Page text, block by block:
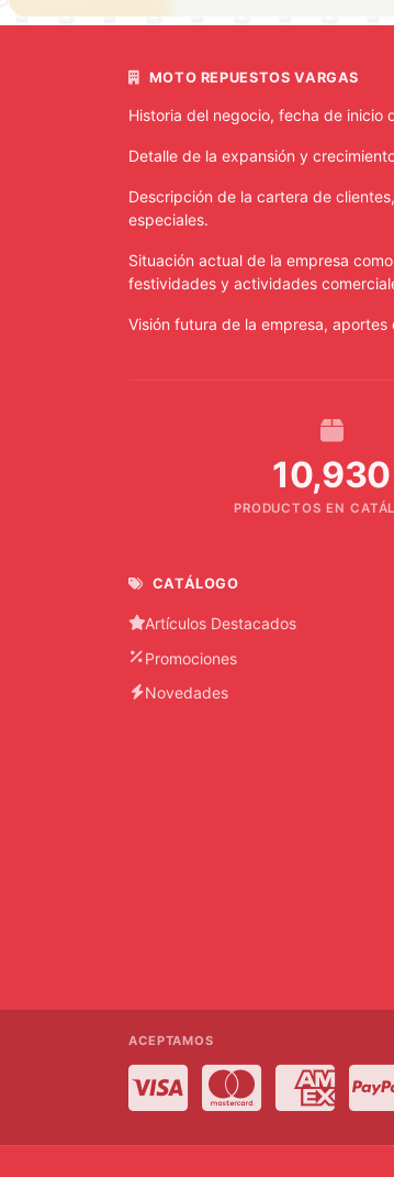
MOTO REPUESTOS VARGAS
Historia del negocio, fecha de inicio
Detalle de la expansión y
Descripción de la cartera de
especiales.
Situación actual de la empresa
festividades y actividades
Visión futura de la empresa,
10,930
PRODUCTOS EN
CATÁLOGO
Artículos Destacados
Promociones
Novedades
ACEPTAMOS
Visa MasterCard